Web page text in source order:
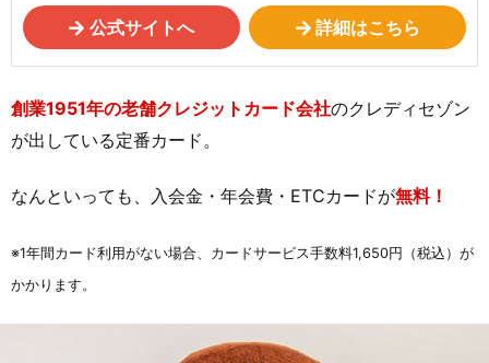
公式サイトへ 詳細はこちら
創業1951年の老舗クレジットカード会社のクレディセゾン
が出している定番カード。
なんといっても、入会金・年会費・ETCカードが無料！
※1年間カード利用がない場合、カードサービス手数料1,650円（税込）が
かかります。